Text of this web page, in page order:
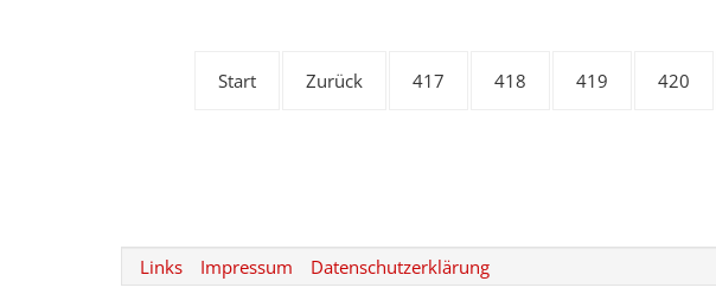
Start Zurück 417 418 419 420
Links Impressum Datenschutzerklärung